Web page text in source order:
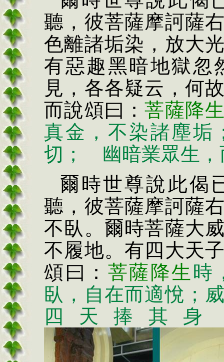
聽，彼菩薩摩訶薩
色離諸垢染，放大
有惡趣黑暗地獄忽
見，各各疑云，何
而說頌曰：菩薩降
真金，不染諸塵垢
切； 幽暗業眾生，
爾時世尊說此偈
聽，彼菩薩摩訶薩
不臥。爾時菩薩大
不履地。有四大天
頌曰： 菩薩降生 時
臥，自在而適悅；
四天捧其身